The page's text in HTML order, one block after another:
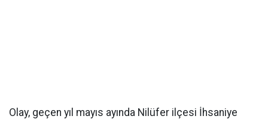
Olay, geçen yıl mayıs ayında Nilüfer ilçesi İhsaniye